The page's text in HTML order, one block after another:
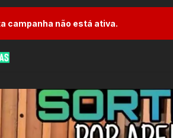
campanha não está ativa.